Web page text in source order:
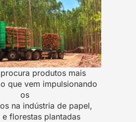
produtos mais
que vem impulsionando
os
na indústria de papel,
e florestas plantadas